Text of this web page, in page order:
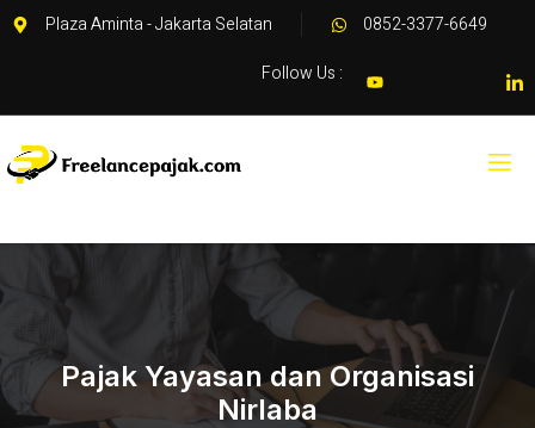
Plaza Aminta - Jakarta Selatan
0852-3377-6649
Follow Us :
Pajak Yayasan dan Organisasi
Nirlaba